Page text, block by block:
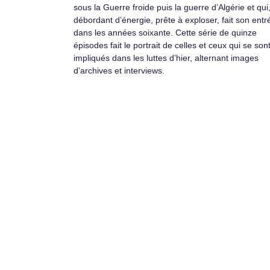
sous la Guerre froide puis la guerre d’Algérie et qui,
débordant d’énergie, prête à exploser, fait son
dans les années soixante. Cette série de quinze
épisodes fait le portrait de celles et ceux qui se sont
impliqués dans les luttes d’hier, alternant images
d’archives et interviews.